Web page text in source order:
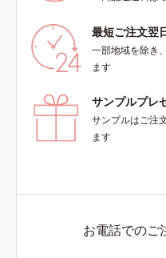
最短ご注文翌
一部地域を除き
ます
サンプルプレ
サンプルはご注
ます
お電話でのご